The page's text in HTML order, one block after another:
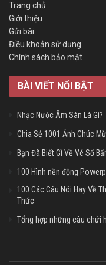
Trang chủ
Giới thiệu
Gửi bài
Điều khoản sử dụng
Chính sách bảo mật
BÀI VIẾT NỔI BẬT
Nhạc Nước Âm Sàn Là Gì?
Chia Sẻ 1001 Ảnh Chúc
Bạn Đã Biết Gì Về Vé Số
100 Hình nền động
100 Các Câu Nói Hay Về
Thức
Tổng hợp những câu chửi